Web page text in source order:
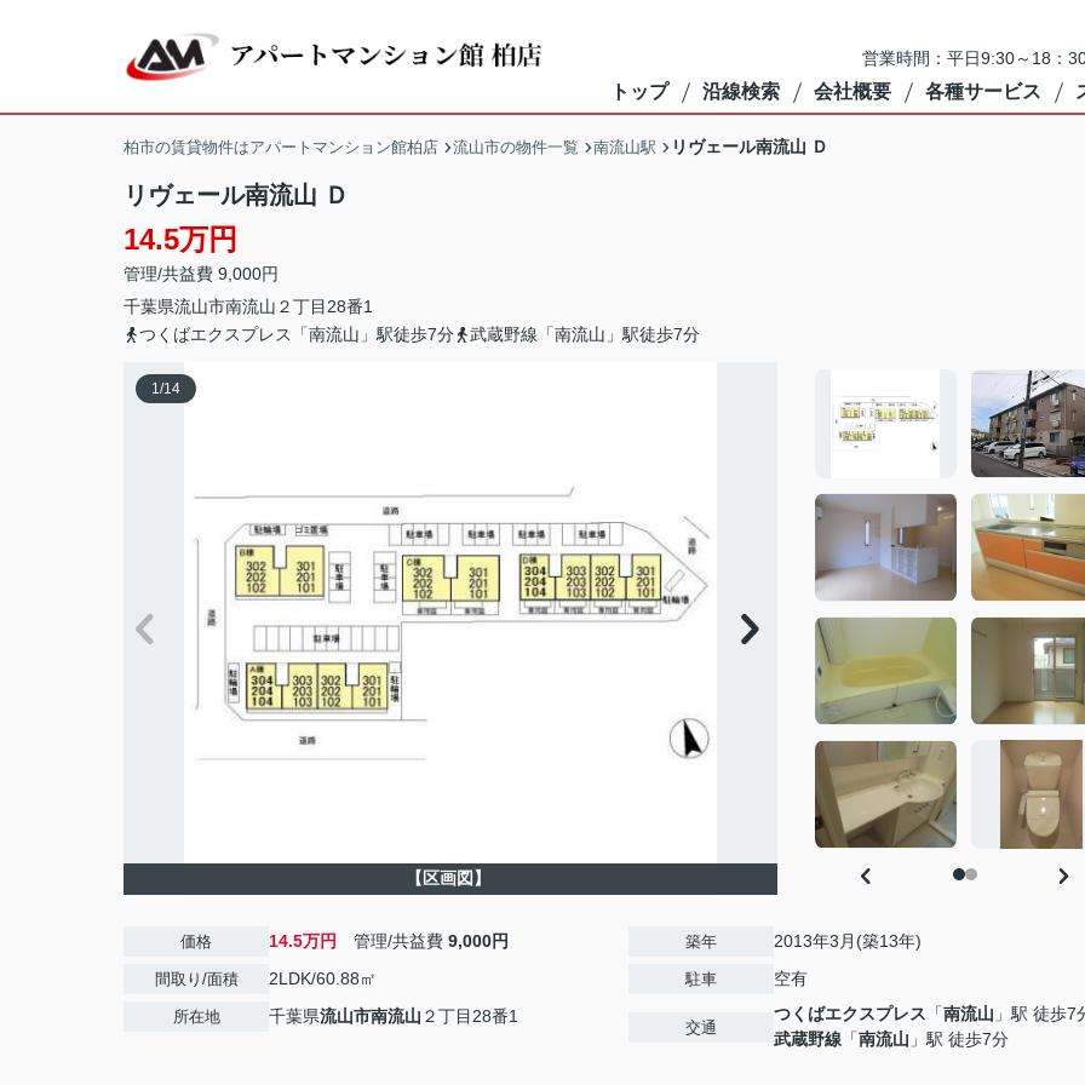
営業時間：平日9:30～18
トップ 沿線検索 会社概要 各種サービス
柏市の賃貸物件はアパートマンション館柏店 流山市の物件一覧 南流山駅 リヴェール南流山 Ｄ
リヴェール南流山 Ｄ
14.5万円
管理/共益費 9,000円
千葉県流山市南流山 ２丁目28番1
つくばエクスプレス「南流山」駅徒歩7分
武蔵野線「南流山」駅徒歩7分
1/14
【区画図】
価格 14.5万円 管理/共益費 9,000円
間取り/面積 2LDK/60.88㎡
所在地 千葉県流山市南流山 ２丁目28番1
築年 2013年3月(築13年)
駐車 空有
交通
つくばエクスプレス 「南流山 」駅 徒歩7
武蔵野線 「南流山 」駅 徒歩7分